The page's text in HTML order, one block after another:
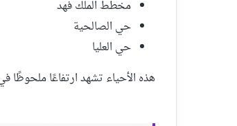
مخطط الملك فهد
حي الصالحية
حي العليا
هذه الأحياء تشهد ارتفاعًا ملحوظًا